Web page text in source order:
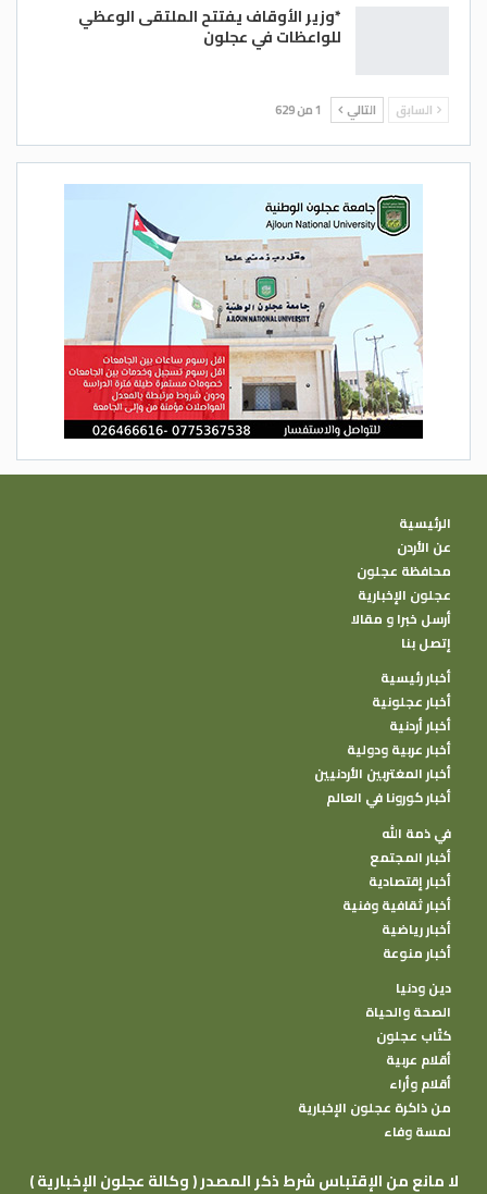
*وزير الأوقاف يفتتح الملتقى الوعظي
للواعظات في عجلون
السابق التالي 1 من 629
الرئيسية
عن الأردن
محافظة عجلون
عجلون الإخبارية
أرسل خبرا و مقالا
إتصل بنا
أخبار رئيسية
أخبار عجلونية
أخبار أردنية
أخبار عربية ودولية
أخبار المغتربين الأردنيين
أخبار كورونا في العالم
في ذمة الله
أخبار المجتمع
أخبار إقتصادية
أخبار ثقافية وفنية
أخبار رياضية
أخبار منوعة
دين ودنيا
الصحة والحياة
كتًاب عجلون
أقلام عربية
أقلام وأراء
من ذاكرة عجلون الإخبارية
لمسة وفاء
( وكالة عجلون الإخبارية ) لا مانع من الإقتباس شرط ذكر المصدر